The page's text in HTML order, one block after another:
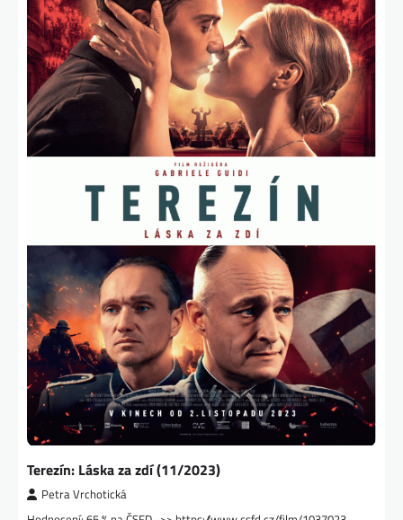
Terezín: Láska za zdí (11/2023)
Petra Vrchotická